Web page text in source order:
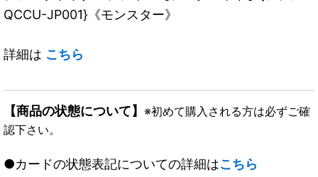
QCCU-JP001}《モンスター》
詳細は こちら
【商品の状態について】 ※初めて購入される方は必ずご確
認下さい。
●カードの状態表記についての詳細はこちら